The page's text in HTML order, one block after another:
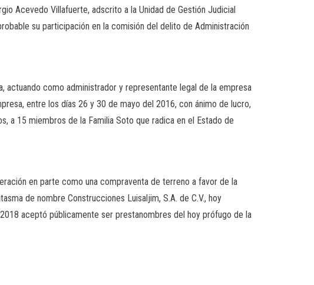
Acevedo Villafuerte, adscrito a la Unidad de Gestión Judicial
su participación en la comisión del delito de Administración
actuando como administrador y representante legal de la empresa
entre los días 26 y 30 de mayo del 2016, con ánimo de lucro,
a 15 miembros de la Familia Soto que radica en el Estado de
en parte como una compraventa de terreno a favor de la
de nombre Construcciones Luisaljim, S.A. de C.V., hoy
aceptó públicamente ser prestanombres del hoy prófugo de la